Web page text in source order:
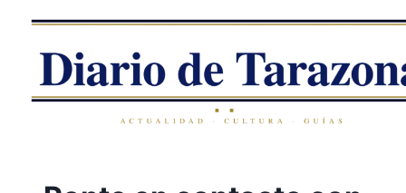
contenido